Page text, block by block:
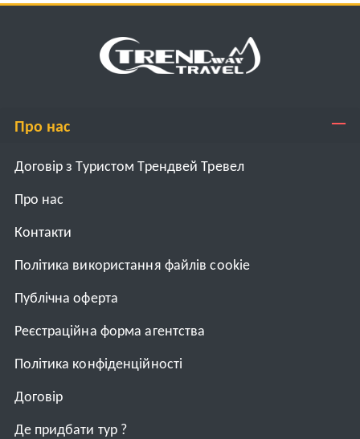
Про нас
Договір з Туристом Трендвей Тревел
Про нас
Контакти
Політика використання файлів cookie
Публічна оферта
Реєстраційна форма агентства
Політика конфіденційності
Договiр
Де придбати тур ?